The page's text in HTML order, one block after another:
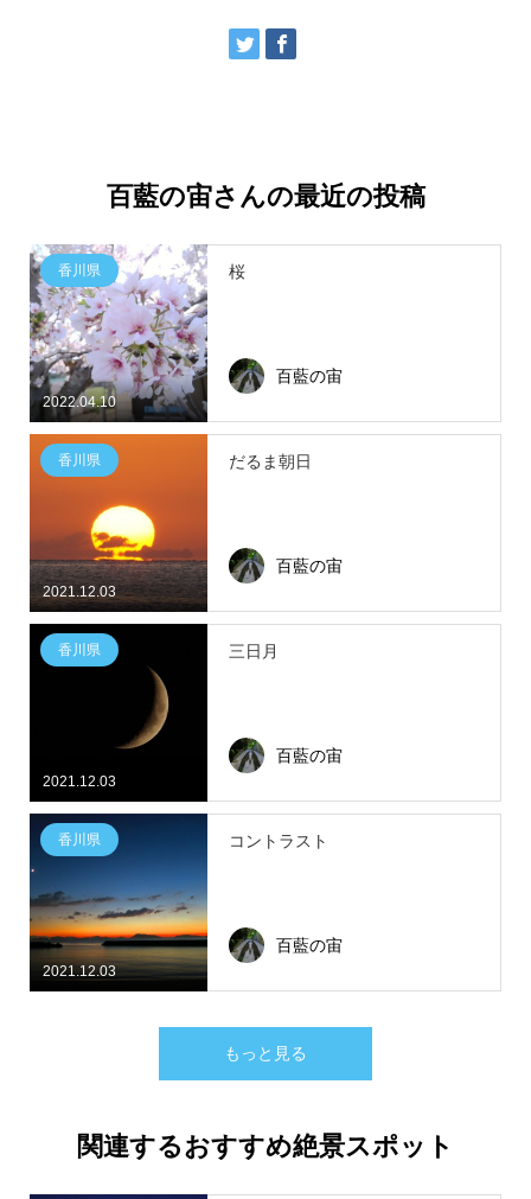
百藍の宙さんの最近の投稿
2022.04.10
香川県 桜
百藍の宙
2021.12.03
香川県 だるま朝日
百藍の宙
2021.12.03
香川県 三日月
百藍の宙
2021.12.03
香川県 コントラスト
百藍の宙
もっと見る
関連するおすすめ絶景スポット